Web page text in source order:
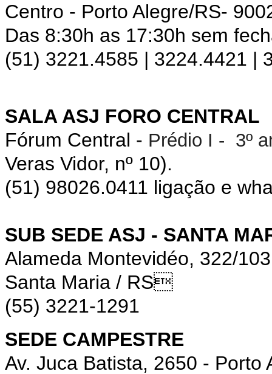
Centro - Porto Alegre/RS-
Das 8:30h as 17:30h sem
(51) 3221.4585 | 3224.4421 |
SALA ASJ FORO CENTRAL
Fórum Central - Prédio I - 3º
Veras Vidor, nº 10).
(51) 98026.0411 ligação e
SUB SEDE ASJ - SANTA
Alameda Montevidéo, 322/
Santa Maria / RS
(55) 3221-1291
SEDE CAMPESTRE
Av. Juca Batista, 2650 - Porto